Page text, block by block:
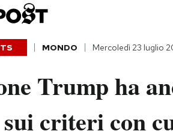
MONDO Mercoledì 23 luglio
Trump ha
criteri con